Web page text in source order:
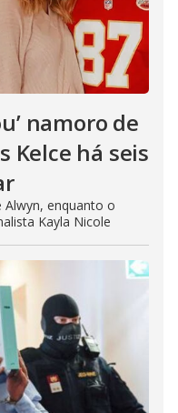
namoro de
Kelce há seis
Alwyn, enquanto o
Kayla Nicole